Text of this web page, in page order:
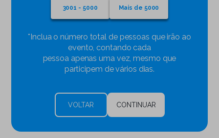
3001 - 5000 Mais de 5000
*Inclua o número total de pessoas que irão ao
evento, contando cada
pessoa apenas uma vez, mesmo que
participem de vários dias.
CONTINUAR
VOLTAR